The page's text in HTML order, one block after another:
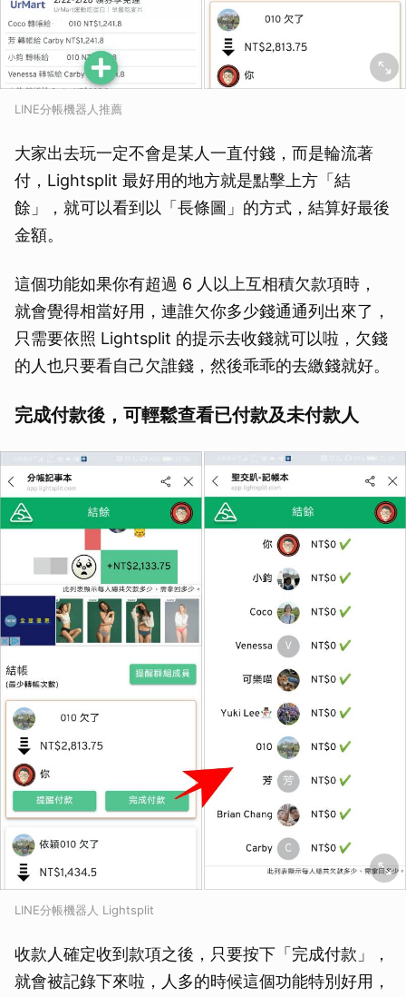
LINE分帳機器人推薦
大家出去玩一定不會是某人一直付錢，而是輪流著
付，Lightsplit 最好用的地方就是點擊上方「結
餘」，就可以看到以「長條圖」的方式，結算好最後
金額。
這個功能如果你有超過 6 人以上互相積欠款項時，
就會覺得相當好用，連誰欠你多少錢通通列出來了，
只需要依照 Lightsplit 的提示去收錢就可以啦，欠錢
的人也只要看自己欠誰錢，然後乖乖的去繳錢就好。
完成付款後，可輕鬆查看已付款及未付款人
LINE分帳機器人 Lightsplit
收款人確定收到款項之後，只要按下「完成付款」，
就會被記錄下來啦，人多的時候這個功能特別好用，